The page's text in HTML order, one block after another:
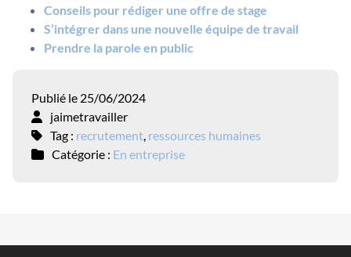
Conseils pour rédiger une offre de stage
S’intégrer dans une nouvelle équipe de travail
Prendre la parole en public
Publié le 25/06/2024
jaimetravailler
Tag : recrutement, ressources humaines
Catégorie : En entreprise